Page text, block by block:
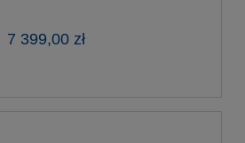
7 399,00 zł